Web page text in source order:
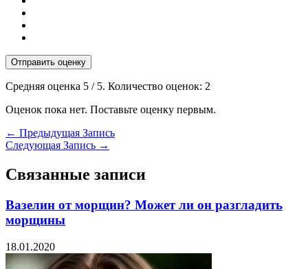
Отправить оценку
Средняя оценка 5 / 5. Количество оценок: 2
Оценок пока нет. Поставьте оценку первым.
← Предыдущая Запись
Следующая Запись →
Связанные записи
Вазелин от морщин? Может ли он разгладить
морщины
18.01.2020